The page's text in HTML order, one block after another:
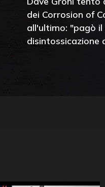
dei Corrosion of
all'ultimo: "pagò
disintossicazione